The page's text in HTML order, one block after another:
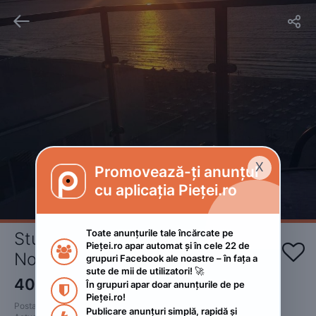
 
Studiouri regim hotelier Mamaia
Nord

400 RON
• Negociabil
Postat
2023. iulie 11.
X
Promovează-ți anunțul
cu aplicația Pieței.ro

Toate anunțurile tale încărcate pe
Pieței.ro apar automat și în cele 22 de
grupuri Facebook ale noastre – în fața a
sute de mii de utilizatori! 🚀

În grupuri apar doar anunțurile de pe
Pieței.ro!
Publicare anunțuri simplă, rapidă și